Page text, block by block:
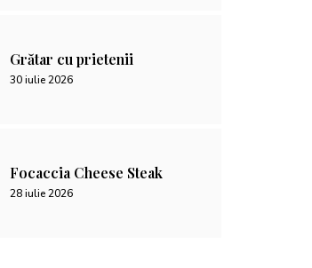
Grătar cu prietenii
30 iulie 2026
Focaccia Cheese Steak
28 iulie 2026